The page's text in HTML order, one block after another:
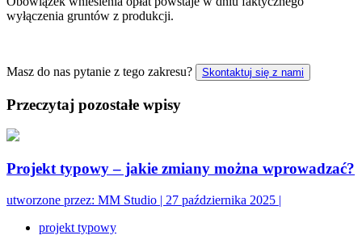
wyłączenia gruntów z produkcji.
Masz do nas pytanie z tego zakresu? Skontaktuj się z nami
Przeczytaj pozostałe wpisy
Projekt typowy – jakie zmiany można wprowadzać?
utworzone przez: MM Studio | 27 października 2025 |
projekt typowy